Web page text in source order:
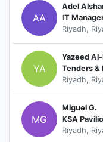
AA
Adel
IT
Riyadh,
YA
Yazeed
Riyadh,
MG
Miguel G.
KSA
Riyadh,